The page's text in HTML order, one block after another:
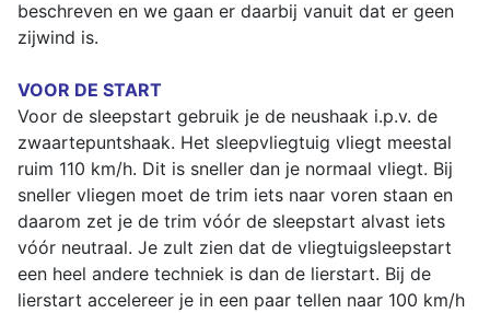
beschreven en we gaan er daarbij vanuit dat er geen
zijwind is.
VOOR DE START
Voor de sleepstart gebruik je de neushaak i.p.v. de
zwaartepuntshaak. Het sleepvliegtuig vliegt meestal
ruim 110 km/h. Dit is sneller dan je normaal vliegt. Bij
sneller vliegen moet de trim iets naar voren staan en
daarom zet je de trim vóór de sleepstart alvast iets
vóór neutraal. Je zult zien dat de vliegtuigsleepstart
een heel andere techniek is dan de lierstart. Bij de
lierstart accelereer je in een paar tellen naar 100 km/h